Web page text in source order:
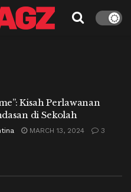
Kisah Perlawanan
di Sekolah
MARCH 13, 2024 3